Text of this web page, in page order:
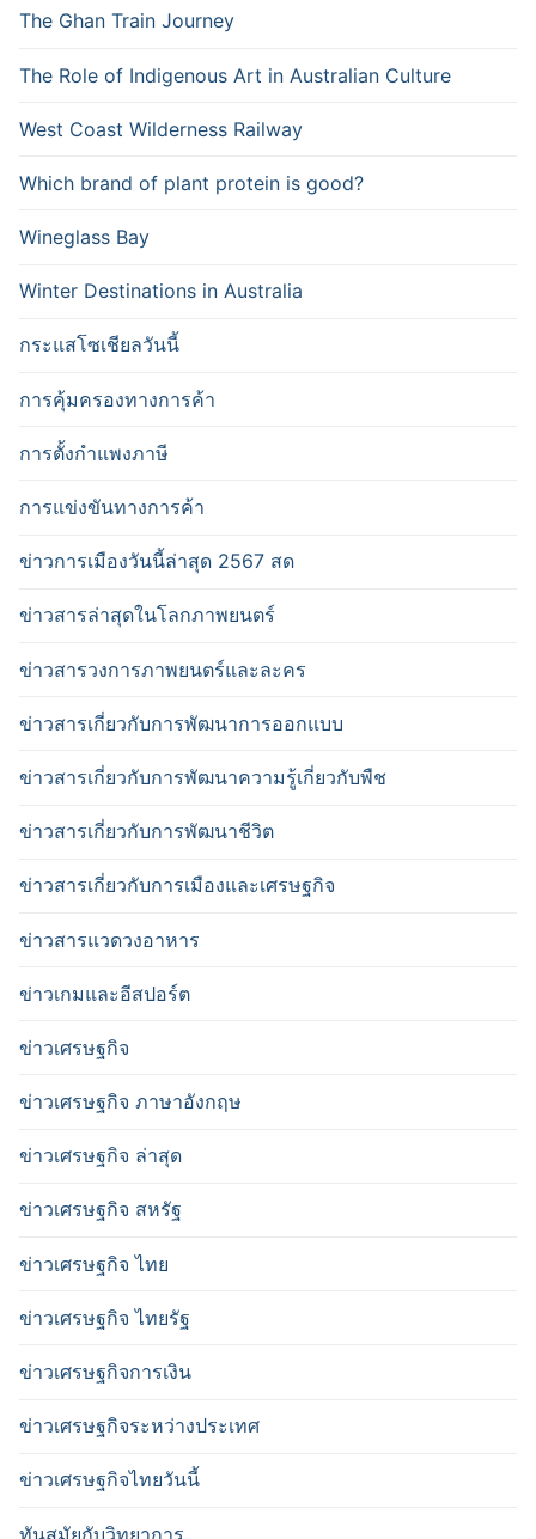
The Ghan Train Journey
The Role of Indigenous Art in Australian Culture
West Coast Wilderness Railway
Which brand of plant protein is good?
Wineglass Bay
Winter Destinations in Australia
กระแสโซเชียลวันนี้
การคุ้มครองทางการค้า
การตั้งกำแพงภาษี
การแข่งขันทางการค้า
ข่าวการเมืองวันนี้ล่าสุด 2567 สด
ข่าวสารล่าสุดในโลกภาพยนตร์
ข่าวสารวงการภาพยนตร์และละคร
ข่าวสารเกี่ยวกับการพัฒนาการออกแบบ
ข่าวสารเกี่ยวกับการพัฒนาความรู้เกี่ยวกับพืช
ข่าวสารเกี่ยวกับการพัฒนาชีวิต
ข่าวสารเกี่ยวกับการเมืองและเศรษฐกิจ
ข่าวสารแวดวงอาหาร
ข่าวเกมและอีสปอร์ต
ข่าวเศรษฐกิจ
ข่าวเศรษฐกิจ ภาษาอังกฤษ
ข่าวเศรษฐกิจ ล่าสุด
ข่าวเศรษฐกิจ สหรัฐ
ข่าวเศรษฐกิจ ไทย
ข่าวเศรษฐกิจ ไทยรัฐ
ข่าวเศรษฐกิจการเงิน
ข่าวเศรษฐกิจระหว่างประเทศ
ข่าวเศรษฐกิจไทยวันนี้
ทันสมัยกับวิทยาการ